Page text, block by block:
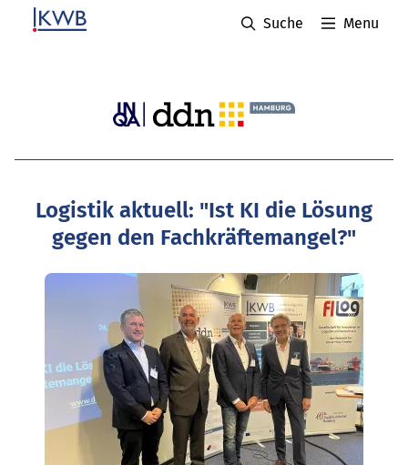
Suche Menu
Logistik aktuell: "Ist KI die Lösung
gegen den Fachkräftemangel?"